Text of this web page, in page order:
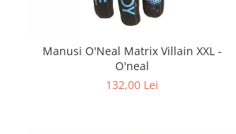
Manusi O'Neal Matrix Villain XXL -
O'neal
132,00 Lei